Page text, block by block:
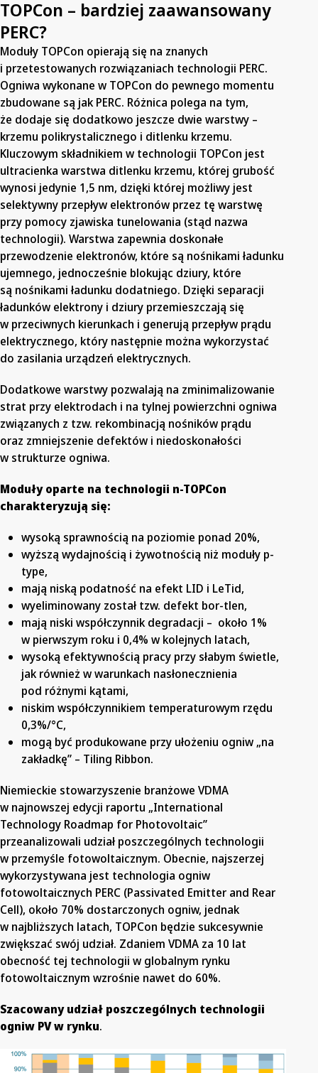
TOPCon – bardziej zaawansowany
PERC?
Moduły TOPCon opierają się na znanych
i przetestowanych rozwiązaniach technologii PERC.
Ogniwa wykonane w TOPCon do pewnego momentu
zbudowane są jak PERC. Różnica polega na tym,
że dodaje się dodatkowo jeszcze dwie warstwy –
krzemu polikrystalicznego i ditlenku krzemu.
Kluczowym składnikiem w technologii TOPCon jest
ultracienka warstwa ditlenku krzemu, której grubość
wynosi jedynie 1,5 nm, dzięki której możliwy jest
selektywny przepływ elektronów przez tę warstwę
przy pomocy zjawiska tunelowania (stąd nazwa
technologii). Warstwa zapewnia doskonałe
przewodzenie elektronów, które są nośnikami ładunku
ujemnego, jednocześnie blokując dziury, które
są nośnikami ładunku dodatniego. Dzięki separacji
ładunków elektrony i dziury przemieszczają się
w przeciwnych kierunkach i generują przepływ prądu
elektrycznego, który następnie można wykorzystać
do zasilania urządzeń elektrycznych.
Dodatkowe warstwy pozwalają na zminimalizowanie
strat przy elektrodach i na tylnej powierzchni ogniwa
związanych z tzw. rekombinacją nośników prądu
oraz zmniejszenie defektów i niedoskonałości
w strukturze ogniwa.
Moduły oparte na technologii n-TOPCon
charakteryzują się:
wysoką sprawnością na poziomie ponad 20%,
wyższą wydajnością i żywotnością niż moduły p-
type,
mają niską podatność na efekt LID i LeTid,
wyeliminowany został tzw. defekt bor-tlen,
mają niski współczynnik degradacji – około 1%
w pierwszym roku i 0,4% w kolejnych latach,
wysoką efektywnością pracy przy słabym świetle,
jak również w warunkach nasłonecznienia
pod różnymi kątami,
niskim współczynnikiem temperaturowym rzędu
0,3%/°C,
mogą być produkowane przy ułożeniu ogniw „na
zakładkę” – Tiling Ribbon.
Niemieckie stowarzyszenie branżowe VDMA
w najnowszej edycji raportu „International
Technology Roadmap for Photovoltaic”
przeanalizowali udział poszczególnych technologii
w przemyśle fotowoltaicznym. Obecnie, najszerzej
wykorzystywana jest technologia ogniw
fotowoltaicznych PERC (Passivated Emitter and Rear
Cell), około 70% dostarczonych ogniw, jednak
w najbliższych latach, TOPCon będzie sukcesywnie
zwiększać swój udział. Zdaniem VDMA za 10 lat
obecność tej technologii w globalnym rynku
fotowoltaicznym wzrośnie nawet do 60%.
Szacowany udział poszczególnych technologii
ogniw PV w rynku.